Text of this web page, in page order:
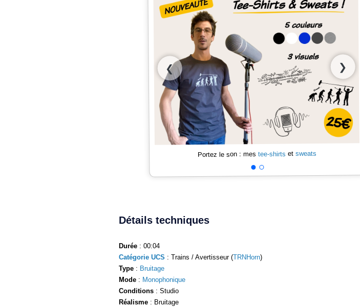
❮ ❯
Portez le son : mestee-shirts etsweats
Détails techniques
Durée : 00:04
Catégorie UCS : Trains / Avertisseur (TRNHorn)
Type : Bruitage
Mode : Monophonique
Conditions : Studio
Réalisme : Bruitage